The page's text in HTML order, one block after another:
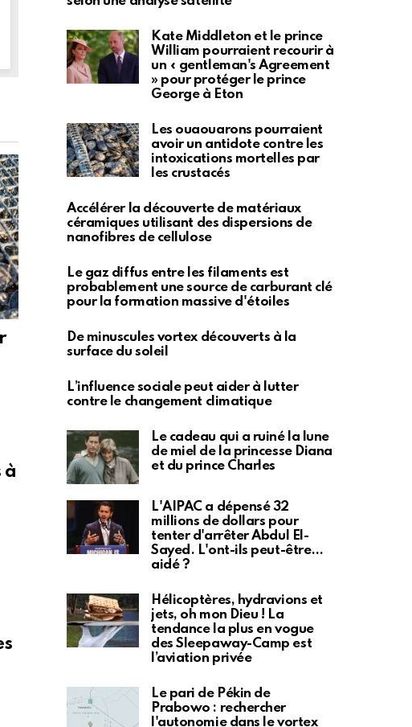
à
Kate Middleton et le prince
William pourraient recourir à
un « gentleman's Agreement
» pour protéger le prince
George à Eton
Les ouaouarons pourraient
avoir un antidote contre les
intoxications mortelles par
les crustacés
Accélérer la découverte de matériaux
céramiques utilisant des dispersions de
nanofibres de cellulose
Le gaz diffus entre les filaments est
probablement une source de carburant clé
pour la formation massive d'étoiles
De minuscules vortex découverts à la
surface du soleil
L’influence sociale peut aider à lutter
contre le changement climatique
Le cadeau qui a ruiné la lune
de miel de la princesse Diana
et du prince Charles
L'AIPAC a dépensé 32
millions de dollars pour
tenter d'arrêter Abdul El-
Sayed. L'ont-ils peut-être…
aidé ?
Hélicoptères, hydravions et
jets, oh mon Dieu ! La
tendance la plus en vogue
des Sleepaway-Camp est
l’aviation privée
Le pari de Pékin de
Prabowo : rechercher
l'autonomie dans le vortex